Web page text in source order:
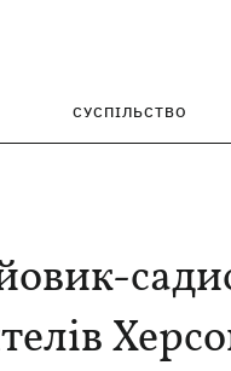
СУСПІЛЬСТВО